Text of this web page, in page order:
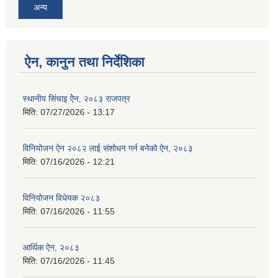
अन्य
ऐन, कानुन तथा निर्देशिका
स्थानीय सिंचाइ ऐेन, २०८३ राजपत्र
मिति: 07/27/2026 - 13:17
विनियोजन ऐन २०८२ लाई संशोधन गर्न बनेको ऐन, २०८३
मिति: 07/16/2026 - 12:21
विनियोजन विधेयक २०८३
मिति: 07/16/2026 - 11:55
आर्थिक ऐन, २०८३
मिति: 07/16/2026 - 11:45